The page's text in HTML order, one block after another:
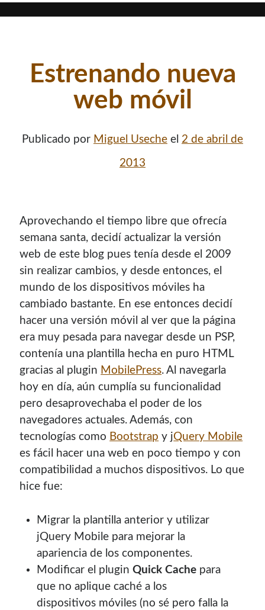
Estrenando nueva
web móvil
Publicado por Miguel Useche el 2 de abril de
2013
Aprovechando el tiempo libre que ofrecía
semana santa, decidí actualizar la versión
web de este blog pues tenía desde el 2009
sin realizar cambios, y desde entonces, el
mundo de los dispositivos móviles ha
cambiado bastante. En ese entonces decidí
hacer una versión móvil al ver que la página
era muy pesada para navegar desde un PSP,
contenía una plantilla hecha en puro HTML
gracias al plugin MobilePress. Al navegarla
hoy en día, aún cumplía su funcionalidad
pero desaprovechaba el poder de los
navegadores actuales. Además, con
tecnologías como Bootstrap y jQuery Mobile
es fácil hacer una web en poco tiempo y con
compatibilidad a muchos dispositivos. Lo que
hice fue:
Migrar la plantilla anterior y utilizar
jQuery Mobile para mejorar la
apariencia de los componentes.
Modificar el plugin Quick Cachepara
que no aplique caché a los
dispositivos móviles (no sé pero falla la